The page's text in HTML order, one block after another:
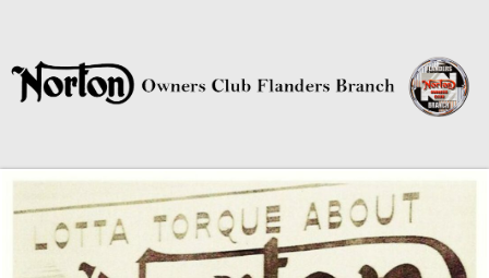
Norton Owners Club Flanders
Branch